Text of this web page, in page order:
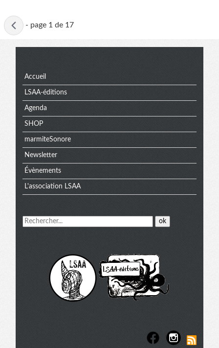
- page 1 de 17
Menu
Accueil
LSAA-éditions
Agenda
SHOP
marmiteSonore
Newsletter
Évènements
L'association LSAA